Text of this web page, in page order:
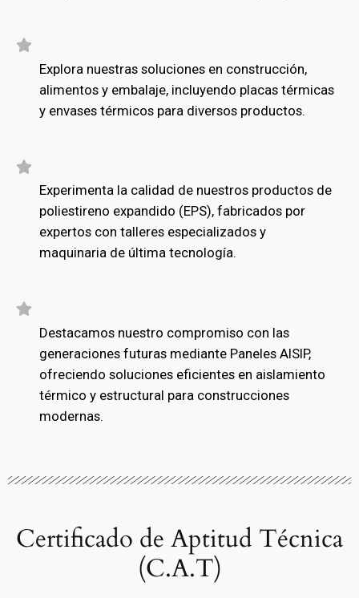
Explora nuestras soluciones en construcción,
alimentos y embalaje, incluyendo placas térmicas
y envases térmicos para diversos productos.
Experimenta la calidad de nuestros productos de
poliestireno expandido (EPS), fabricados por
expertos con talleres especializados y
maquinaria de última tecnología.
Destacamos nuestro compromiso con las
generaciones futuras mediante Paneles AISIP,
ofreciendo soluciones eficientes en aislamiento
térmico y estructural para construcciones
modernas.
Certificado de Aptitud Técnica
(C.A.T)